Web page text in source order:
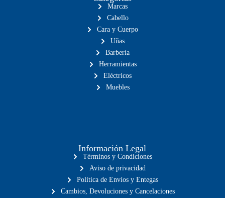
Marcas
Cabello
Cara y Cuerpo
Uñas
Barbería
Herramientas
Eléctricos
Muebles
Información Legal
Términos y Condiciones
Aviso de privacidad
Política de Envíos y Entegas
Cambios, Devoluciones y Cancelaciones